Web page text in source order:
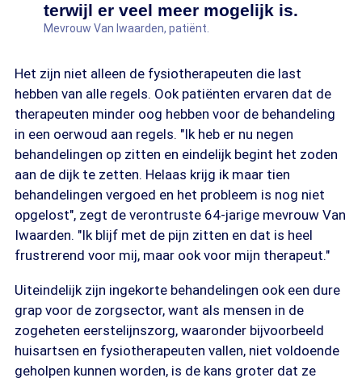
terwijl er veel meer mogelijk is.
Mevrouw Van Iwaarden, patiënt.
Het zijn niet alleen de fysiotherapeuten die last
hebben van alle regels. Ook patiënten ervaren dat de
therapeuten minder oog hebben voor de behandeling
in een oerwoud aan regels. "Ik heb er nu negen
behandelingen op zitten en eindelijk begint het zoden
aan de dijk te zetten. Helaas krijg ik maar tien
behandelingen vergoed en het probleem is nog niet
opgelost", zegt de verontruste 64-jarige mevrouw Van
Iwaarden. "Ik blijf met de pijn zitten en dat is heel
frustrerend voor mij, maar ook voor mijn therapeut."
Uiteindelijk zijn ingekorte behandelingen ook een dure
grap voor de zorgsector, want als mensen in de
zogeheten eerstelijnszorg, waaronder bijvoorbeeld
huisartsen en fysiotherapeuten vallen, niet voldoende
geholpen kunnen worden, is de kans groter dat ze